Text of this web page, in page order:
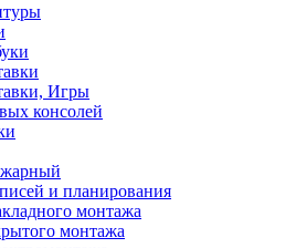
Игры
консолей
и планирования
монтажа
монтажа